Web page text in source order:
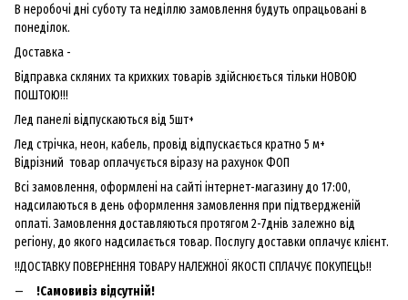
В неробочі дні суботу та неділлю замовлення будуть опрацьовані в
понеділок.
Доставка -
Відправка скляних та крихких товарів здійснюється тільки НОВОЮ
ПОШТОЮ!!!
Лед панелі відпускаються від 5шт+
Лед стрічка, неон, кабель, провід відпускається кратно 5 м+
Відрізний товар оплачується віразу на рахунок ФОП
Всі замовлення, оформлені на сайті інтернет-магазину до 17:00,
надсилаються в день оформлення замовлення при підтвердженій
оплаті. Замовлення доставляються протягом 2-7днів залежно від
регіону, до якого надсилається товар. Послугу доставки оплачує клієнт.
!!ДОСТАВКУ ПОВЕРНЕННЯ ТОВАРУ НАЛЕЖНОЇ ЯКОСТІ СПЛАЧУЄ ПОКУПЕЦЬ!!
!Самовивіз відсутній!